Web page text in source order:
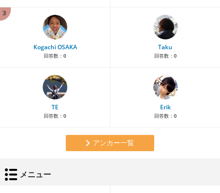
3
Kogachi OSAKA
回答数： 0
Taku
回答数： 0
TE
回答数： 0
Erik
回答数： 0
アンカー一覧
メニュー